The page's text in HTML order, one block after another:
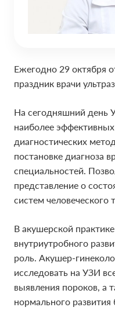
Ежегодно 29 октября
праздник врачи
На сегодняшний день
наиболее
диагностических
постановке диагноза
специальностей.
представление о
систем человеческого
В акушерской
внутриутробного
роль. Акушер-
исследовать на УЗИ
выявления пороков, а
нормального развития